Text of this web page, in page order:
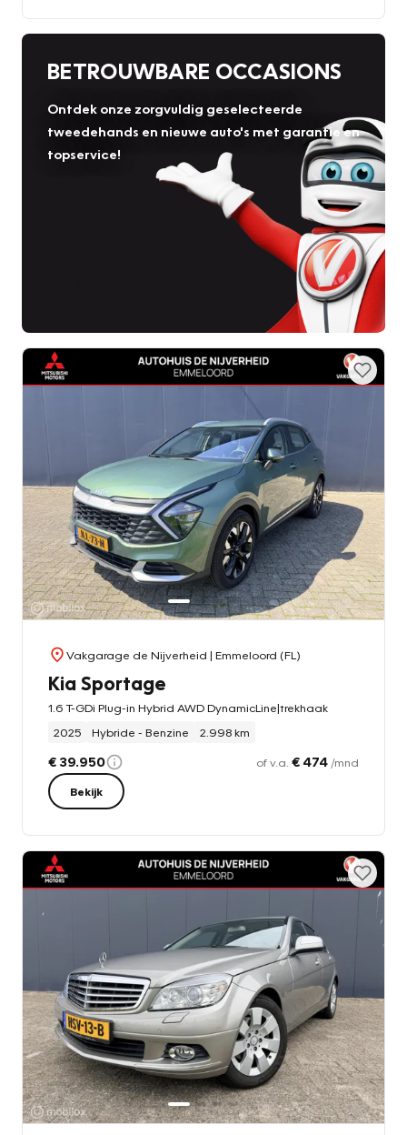
BETROUWBARE OCCASIONS
Ontdek onze zorgvuldig geselecteerde
tweedehands en nieuwe auto's met garantie en
topservice!
Vakgarage de Nijverheid | Emmeloord (FL)
Kia Sportage
1.6 T-GDi Plug-in Hybrid AWD DynamicLine|trekhaak
2025
Hybride - Benzine 2.998 km
€ 39.950 of v.a. € 474 /mnd
Bekijk